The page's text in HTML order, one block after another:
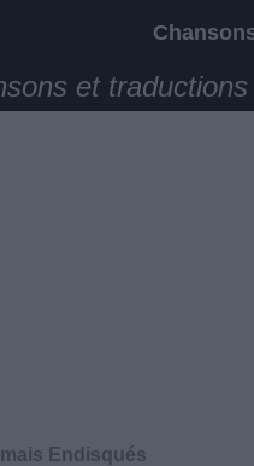
et traductions
Endisqués